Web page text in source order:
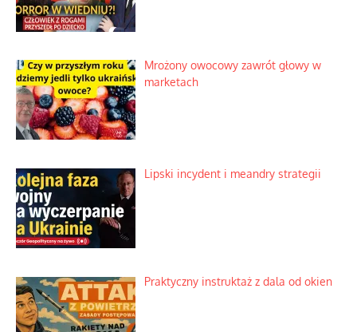
Mrożony owocowy zawrót głowy w
marketach
Lipski incydent i meandry strategii
Praktyczny instruktaż z dala od okien